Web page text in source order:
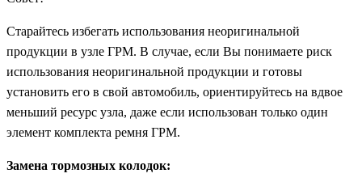
Старайтесь избегать использования неоригинальной
продукции в узле ГРМ. В случае, если Вы понимаете риск
использования неоригинальной продукции и готовы
установить его в свой автомобиль, ориентируйтесь на вдвое
меньший ресурс узла, даже если использован только один
элемент комплекта ремня ГРМ.
Замена тормозных колодок: